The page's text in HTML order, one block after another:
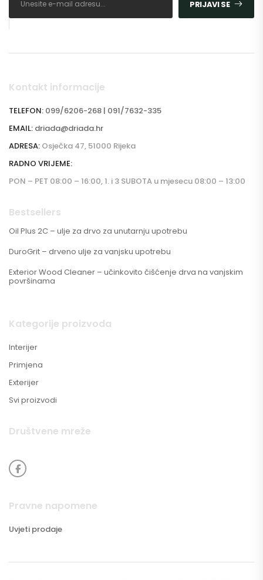
PRIJAVI SE
Kontakt informacije
TELEFON: 099/6206-268 | 091/7632-335
EMAIL: driada@driada.hr
ADRESA: Osječka 47, 51000 Rijeka
RADNO VRIJEME:
PON – PET 08:00 – 16:00, 1. i 3 SUBOTA u mjesecu 08:00 – 13:00
Bestsellers
Oil Plus 2C – ulje za drvo za unutarnju upotrebu
DuroGrit – drveno ulje za vanjsku upotrebu
Exterior Wood Cleaner – učinkovito čišćenje drva na vanjskim
površinama
Kategorije proizvoda
Interijer
Primjena
Exterijer
Svi proizvodi
Društvene mreže
Pravne napomene
Uvjeti prodaje